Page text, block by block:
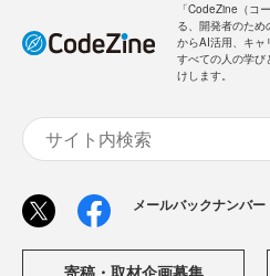
「CodeZine（コ
る、開発者のた
からAI活用、キャ
すべての人の学び
けします。
メールバックナンバー
寄稿・取材企画募集